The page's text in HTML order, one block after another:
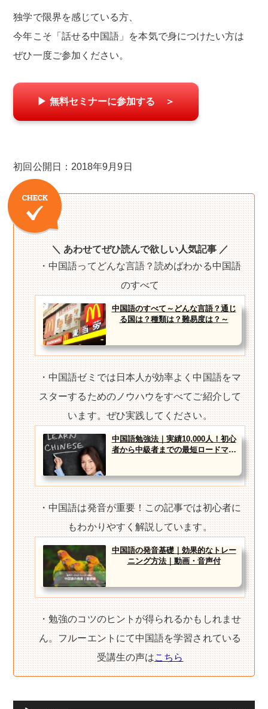
独学で限界を感じている方、
今年こそ「話せる中国語」を本気で身につけたい方は
ぜひ一度ご参加ください。
▶ 無料セミナーに参加する ＞
初回公開日：2018年9月9日
＼ あわせてぜひ読んで欲しい人気記事 ／
・中国語ってどんな言語？読めばわかる中国語
のすべて
中国語のすべて～どんな言語？通じ
る国は？種類は？難易度は？～
・中国語ゼミでは日本人が効率よく中国語をマ
スターするためのノウハウをすべてご紹介して
います。ぜひ実践してください。
中国語勉強法｜実績10,000人！初心
者から中級者までの最短ロードマッ
・中国語は発音が重要！この記事では初心者に
もわかりやすく解説しています。
中国語の発音基礎｜効果的なトレー
ニング方法｜動画・音声付
・勉強のコツのヒントが得られるかもしれませ
ん。フルーエントにて中国語を学習されている
受講生の声はこちら